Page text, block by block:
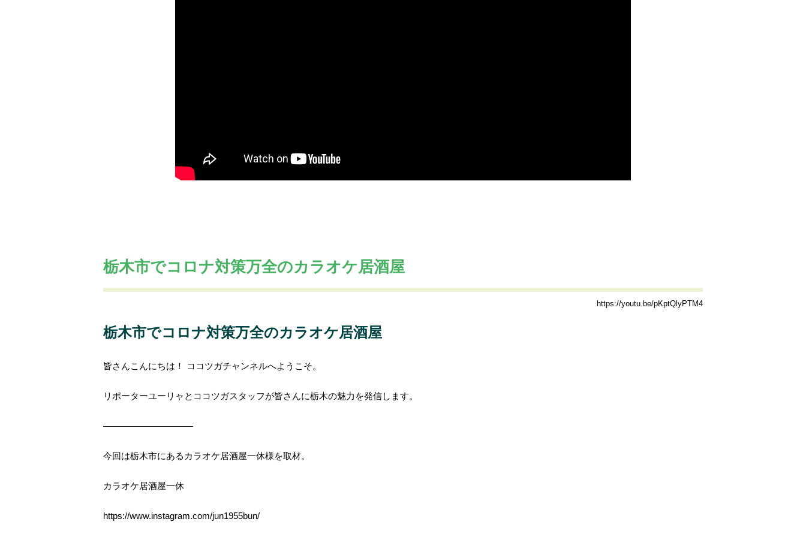
栃木市でコロナ対策万全のカラオケ居酒屋
https://youtu.be/pKptQlyPTM4
栃木市でコロナ対策万全のカラオケ居酒屋
皆さんこんにちは！ ココツガチャンネルへようこそ。
リポーターユーリャとココツガスタッフが皆さんに栃木の魅力を発信します。
――――――――――
今回は栃木市にあるカラオケ居酒屋一休様を取材。
カラオケ居酒屋一休
https://www.instagram.com/jun1955bun/